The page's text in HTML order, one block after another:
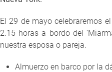
El 29 de mayo celebraremos
2.15 horas a bordo del
nuestra esposa o pareja.
Almuerzo en barco por la